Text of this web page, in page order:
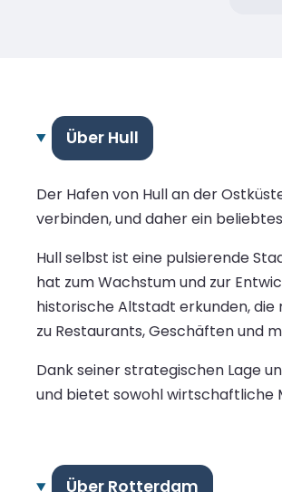
Über Hull
Der Hafen von Hull an der
verbinden, und daher ein beliebtes
Hull selbst ist eine pulsierende
hat zum Wachstum und zur
historische Altstadt erkunden,
zu Restaurants, Geschäften und
Dank seiner strategischen Lage
und bietet sowohl wirtschaftliche
Über Rotterdam